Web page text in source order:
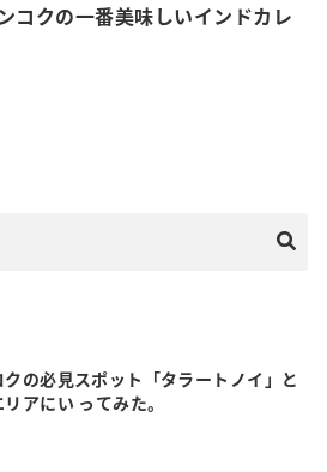
コクの一番美味しいインドカレ
クの必見スポット「タラートノイ」と
アにい ってみた。